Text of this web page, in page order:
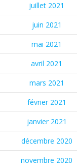
juillet 2021
juin 2021
mai 2021
avril 2021
mars 2021
février 2021
janvier 2021
décembre 2020
novembre 2020